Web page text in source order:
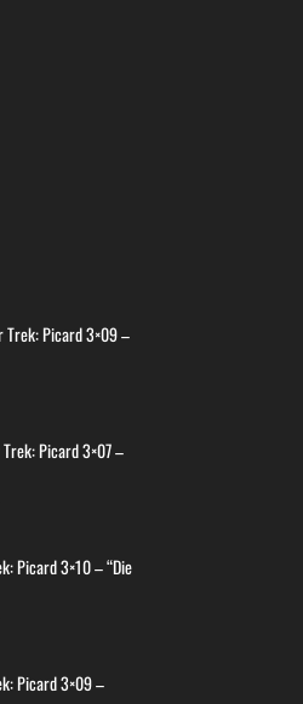
Trek: Picard 3×09 –
Picard 3×07 –
Picard 3×10 – “Die
Picard 3×09 –